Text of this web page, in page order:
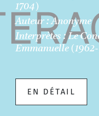
1704)
Auteur : Anonyme
Interprètes : Le
Emmanuelle
EN DÉTAIL